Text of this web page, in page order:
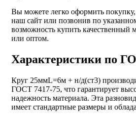
Вы можете легко оформить покупку,
наш сайт или позвонив по
возможность купить качественный
или оптом.
Характеристики по
Круг 25ммL=6м + н/д(ст3)
ГОСТ 7417-75, что гарантирует
надежность материала. Эта
имеет стандартные размеры и